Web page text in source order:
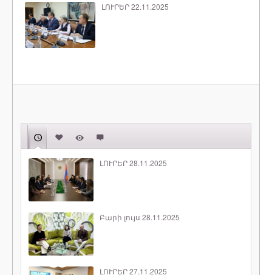
ԼՈՒՐԵՐ 22.11.2025
ԼՈՒՐԵՐ 28.11.2025
Բարի լույս 28.11.2025
ԼՈՒՐԵՐ 27.11.2025